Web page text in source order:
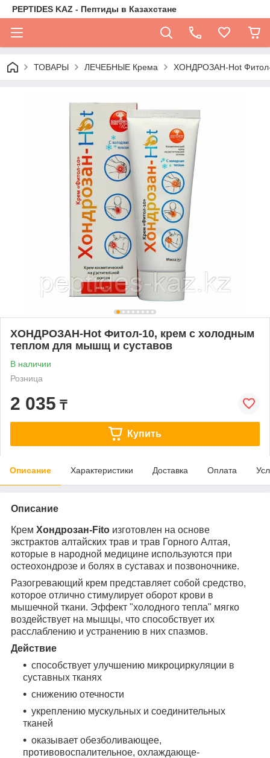
PEPTIDES KAZ - Пептиды в Казахстане
ТОВАРЫ ЛЕЧЕБНЫЕ Крема ХОНДРОЗАН-Hot
ХОНДРОЗАН-Hot Фитол-10, крем с холодным
теплом для мышщ и суставов
В наличии
Розница
2 035 ₸
Купить
Описание Характеристики Доставка Оплата
Описание
Крем Хондрозан-Fito изготовлен на основе
экстрактов алтайских трав и трав Горного Алтая,
которые в народной медицине используются при
остеохондрозе и болях в суставах и позвоночнике.
Разогревающий крем представляет собой средство,
которое отлично стимулирует оборот крови в
мышечной ткани. Эффект "холодного тепла" мягко
воздействует на мышцы, что способствует их
расслаблению и устранению в них спазмов.
Действие
способствует улучшению микроциркуляции в
суставных тканях
снижению отечности
укреплению мускульных и соединительных
тканей
оказывает обезболивающее,
противовоспалительное, охлаждающе-